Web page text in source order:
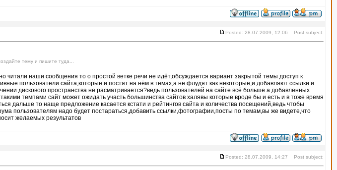
Posted: 28.07.2009, 12:06 Post subject:
тему и пишите туда...
читали наши сообщения то о простой ветке речи не идёт,обсуждается вариант закрытой темы доступ к
пользователи сайта,которые и постят на нём в темах,а не флудят как некоторые,и добавляют ссылки и
дискового пространства не расматривается?ведь пользователей на сайте всё больше а добавленных
темпами сайт может ожидать участь большинства сайтов халявы которые вроде бы и есть и в тоже время
дальше то наще предложение касается кстати и рейтингов сайта и количества посещений,ведь чтобы
пользователям надо будет постараться,добавить ссылки,фотографии,посты по темам,вы же видете,что
желаемых результатов
Posted: 28.07.2009, 14:27 Post subject: